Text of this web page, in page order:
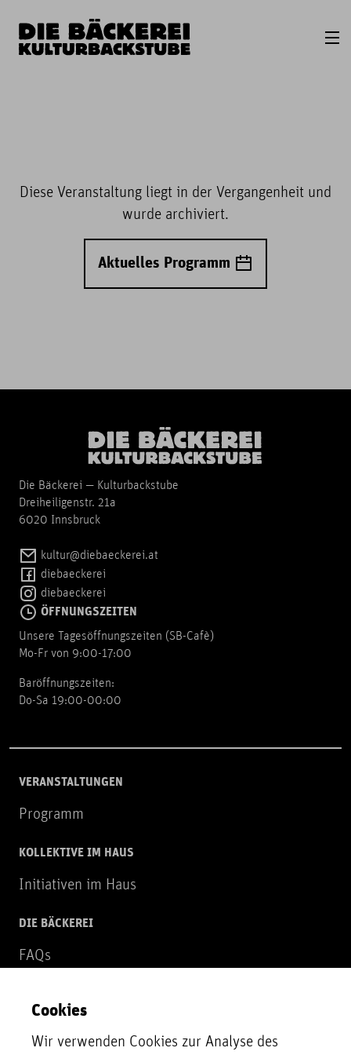
Diese Veranstaltung liegt in der Vergangenheit und
wurde archiviert.
Aktuelles Programm
Die Bäckerei — Kulturbackstube
Dreiheiligenstr. 21a
6020 Innsbruck
kultur@diebaeckerei.at
diebaeckerei
diebaeckerei
ÖFFNUNGSZEITEN
Unsere Tagesöffnungszeiten (SB-Cafè)
Mo-Fr von 9:00-17:00
Baröffnungszeiten:
Do-Sa 19:00-00:00
VERANSTALTUNGEN
Programm
KOLLEKTIVE IM HAUS
Initiativen im Haus
DIE BÄCKEREI
FAQs
NEWSLETTER
Zur Newsletter Anmeldung
Cookies
Wir verwenden Cookies zur Analyse des